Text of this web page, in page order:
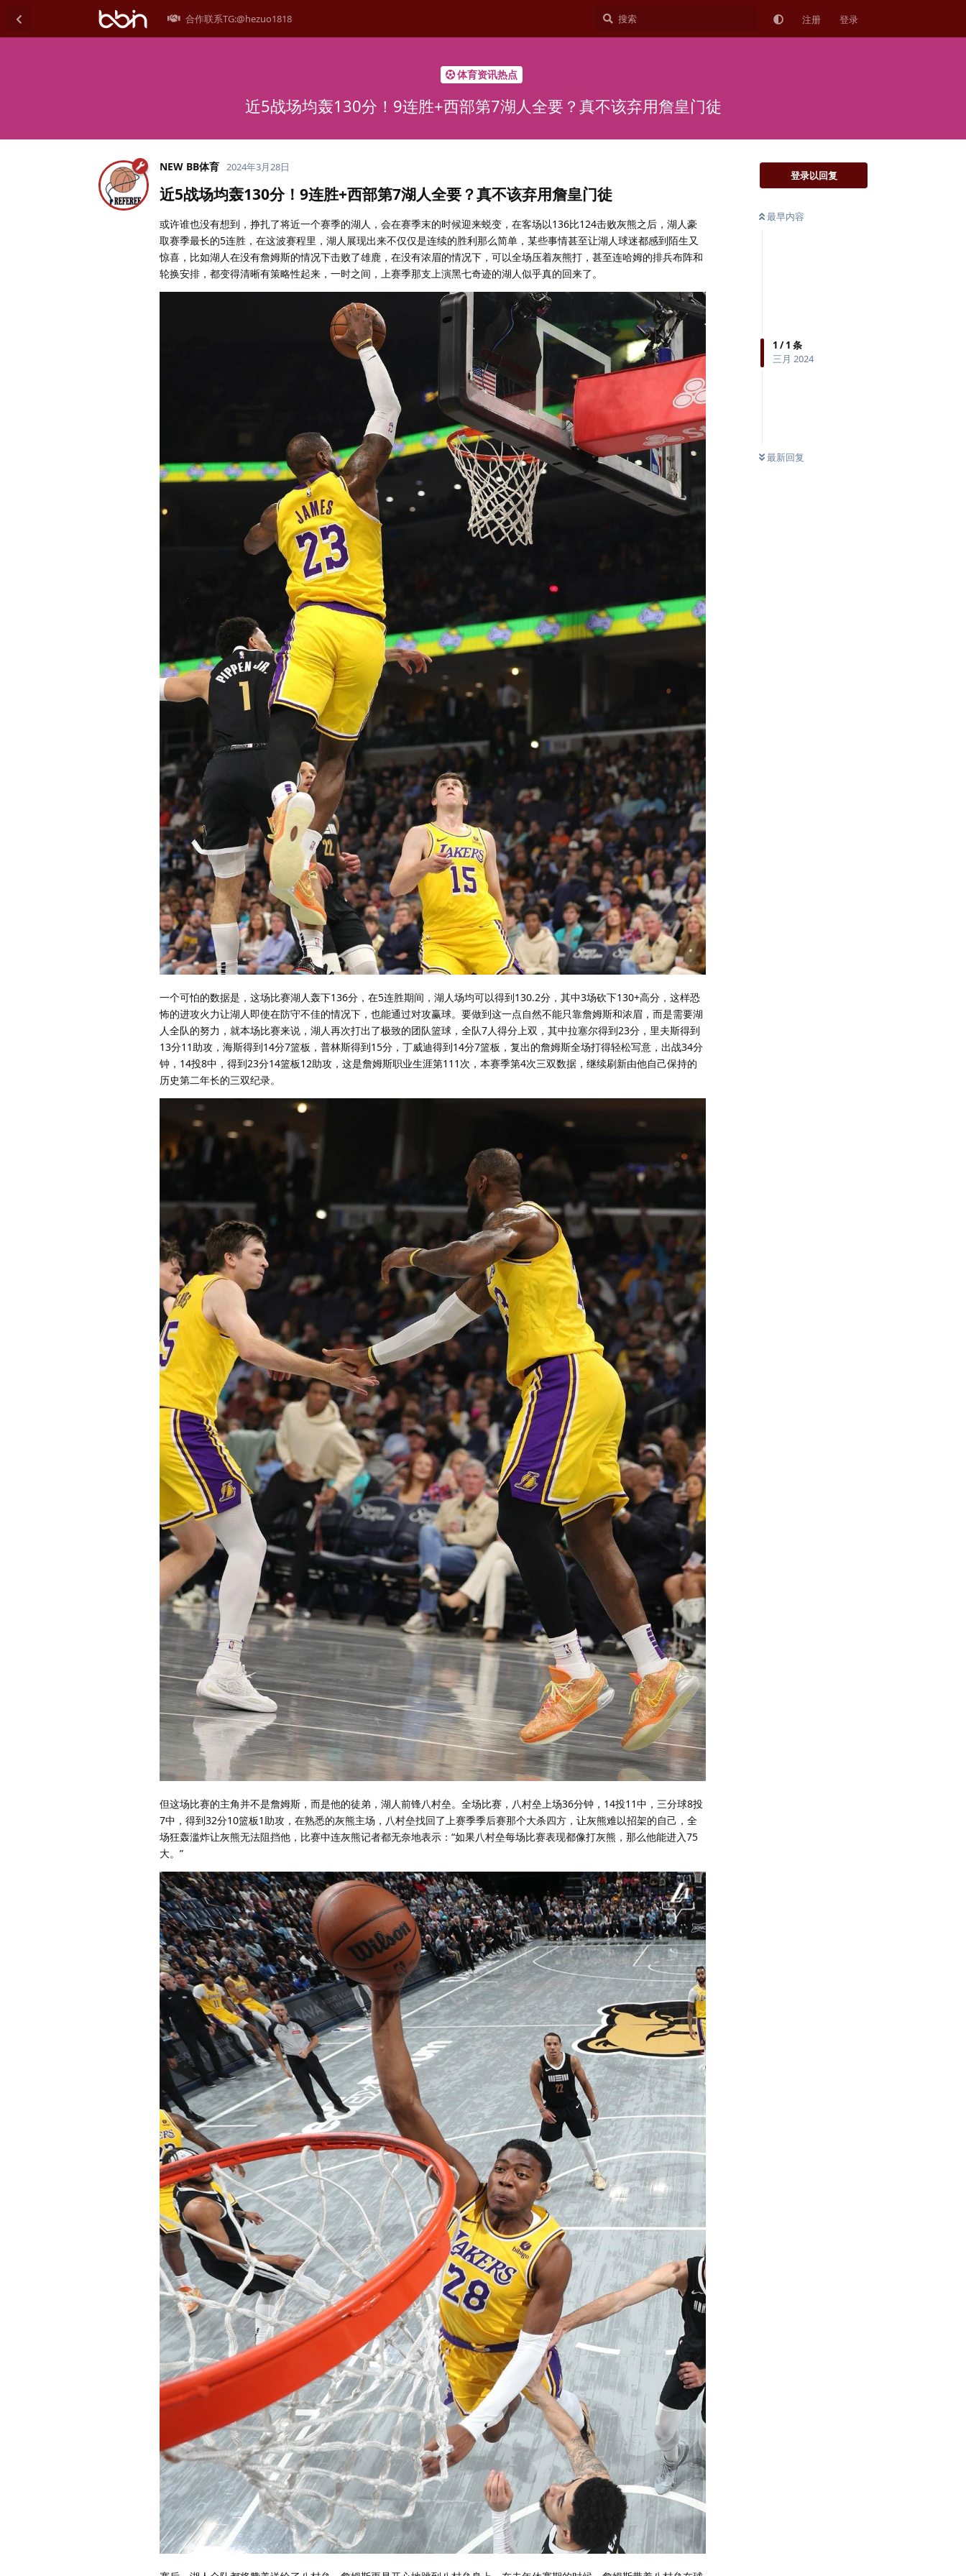
合作联系TG:@hezuo1818 注册 登录
体育资讯热点
近5战场均轰130分！9连胜+西部第7湖人全要？真不该弃用詹皇门徒
登录以回复
最早内容
1 /1 条
三月 2024
最新回复
NEW BB体育 2024年3月28日
近5战场均轰130分！9连胜+西部第7湖人全要？真不该弃用詹皇门徒
或许谁也没有想到，挣扎了将近一个赛季的湖人，会在赛季末的时候迎来蜕变，在客场以136比124击败灰熊之后，湖人豪
取赛季最长的5连胜，在这波赛程里，湖人展现出来不仅仅是连续的胜利那么简单，某些事情甚至让湖人球迷都感到陌生又
惊喜，比如湖人在没有詹姆斯的情况下击败了雄鹿，在没有浓眉的情况下，可以全场压着灰熊打，甚至连哈姆的排兵布阵和
轮换安排，都变得清晰有策略性起来，一时之间，上赛季那支上演黑七奇迹的湖人似乎真的回来了。
一个可怕的数据是，这场比赛湖人轰下136分，在5连胜期间，湖人场均可以得到130.2分，其中3场砍下130+高分，这样恐
怖的进攻火力让湖人即使在防守不佳的情况下，也能通过对攻赢球。要做到这一点自然不能只靠詹姆斯和浓眉，而是需要湖
人全队的努力，就本场比赛来说，湖人再次打出了极致的团队篮球，全队7人得分上双，其中拉塞尔得到23分，里夫斯得到
13分11助攻，海斯得到14分7篮板，普林斯得到15分，丁威迪得到14分7篮板，复出的詹姆斯全场打得轻松写意，出战34分
钟，14投8中，得到23分14篮板12助攻，这是詹姆斯职业生涯第111次，本赛季第4次三双数据，继续刷新由他自己保持的
历史第二年长的三双纪录。
但这场比赛的主角并不是詹姆斯，而是他的徒弟，湖人前锋八村垒。全场比赛，八村垒上场36分钟，14投11中，三分球8投
7中，得到32分10篮板1助攻，在熟悉的灰熊主场，八村垒找回了上赛季季后赛那个大杀四方，让灰熊难以招架的自己，全
场狂轰滥炸让灰熊无法阻挡他，比赛中连灰熊记者都无奈地表示：“如果八村垒每场比赛表现都像打灰熊，那么他能进入75
大。”